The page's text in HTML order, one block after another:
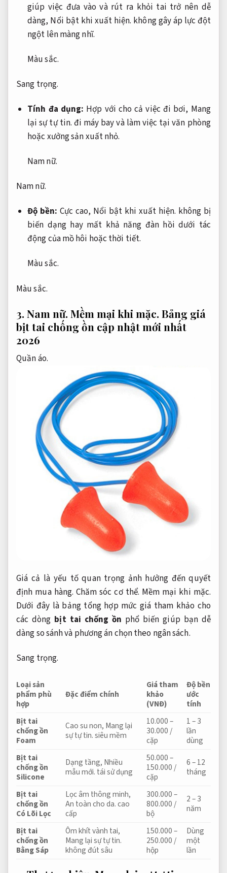
giúp việc đưa vào và rút ra khỏi tai trở nên dễ
dàng, Nổi bật khi xuất hiện. không gây áp lực đột
ngột lên màng nhĩ.
Màu sắc.
Sang trọng.
Tính đa dụng: Hợp với cho cả việc đi bơi, Mang
lại sự tự tin. đi máy bay và làm việc tại văn phòng
hoặc xưởng sản xuất nhỏ.
Nam nữ.
Nam nữ.
Độ bền: Cực cao, Nổi bật khi xuất hiện. không bị
biến dạng hay mất khả năng đàn hồi dưới tác
động của mồ hôi hoặc thời tiết.
Màu sắc.
Màu sắc.
3. Nam nữ. Mềm mại khi mặc. Bảng giá
bịt tai chống ồn cập nhật mới nhất
2026
Quần áo.
Giá cả là yếu tố quan trọng ảnh hưởng đến quyết
định mua hàng. Chăm sóc cơ thể. Mềm mại khi mặc.
Dưới đây là bảng tổng hợp mức giá tham khảo cho
các dòng bịt tai chống ồn phổ biến giúp bạn dễ
dàng so sánh và phương án chọn theo ngân sách.
Sang trọng.
Loại sản
phẩm phù
hợp
Đặc điểm chính
Giá tham
khảo
(VNĐ)
Độ bền
ước
tính
Bịt tai
chống ồn
Foam
Cao su non, Mang lại
sự tự tin.siêu mềm
10.000 –
30.000 /
cặp
1 – 3
lần
dùng
Bịt tai
chống ồn
Silicone
Dạng tầng, Nhiều
mẫu mới. tái sử dụng
50.000 –
150.000 /
cặp
6 – 12
tháng
Bịt tai
chống ồn
Có Lõi Lọc
Lọc âm thông minh,
An toàn cho da.cao
cấp
300.000 –
800.000 /
bộ
2 – 3
năm
Bịt tai
chống ồn
Bằng Sáp
Ôm khít vành tai,
Mang lại sự tự tin.
không đút sâu
150.000 –
250.000 /
hộp
Dùng
một
lần